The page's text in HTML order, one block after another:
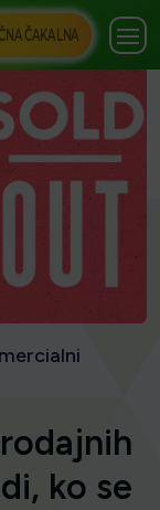
ČAKALNA
ko se